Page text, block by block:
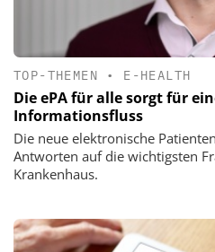
TOP-THEMEN • E-HEALTH
Die ePA für alle sorgt für
Informationsfluss
Die neue elektronische
Antworten auf die wichtigsten
Krankenhaus.